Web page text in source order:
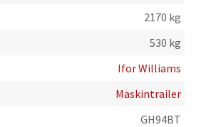
2170 kg
530 kg
Ifor Williams
Maskintrailer
GH94BT